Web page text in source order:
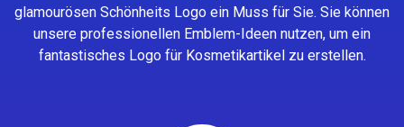
glamourösen Schönheits Logo ein Muss für Sie. Sie können
unsere professionellen Emblem-Ideen nutzen, um ein
fantastisches Logo für Kosmetikartikel zu erstellen.